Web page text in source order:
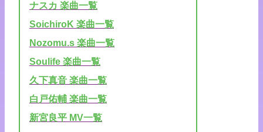
ナスカ 楽曲一覧
SoichiroK 楽曲一覧
Nozomu.s 楽曲一覧
Soulife 楽曲一覧
久下真音 楽曲一覧
白戸佑輔 楽曲一覧
新宮良平 MV一覧